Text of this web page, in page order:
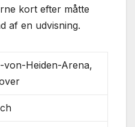
kort efter måtte
af en udvisning.
von-Heiden-Arena,